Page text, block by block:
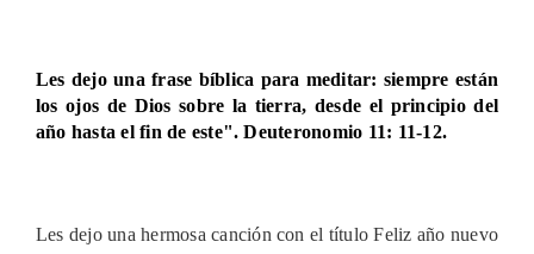
Les dejo una frase bíblica para meditar: siempre están
los ojos de Dios sobre la tierra, desde el principio del
año hasta el fin de este". Deuteronomio 11: 11-12.
Les dejo una hermosa canción con el título Feliz año nuevo